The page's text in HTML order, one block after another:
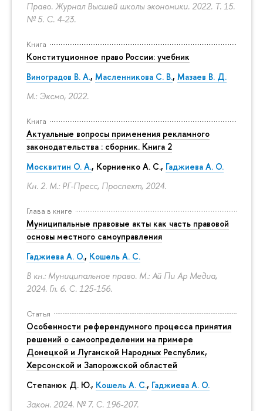
Право. Журнал Высшей школы экономики. 2022. Т. 15.
№ 5. С. 4-23.
Книга
Конституционное право России: учебник
Виноградов В. А., Масленникова С. В., Мазаев В. Д.
М.: Эксмо, 2022.
Книга
Актуальные вопросы применения рекламного
законодательства : сборник. Книга 2
Москвитин О. А., Корниенко А. С., Гаджиева А. О.
Кн. 2. М.: РГ-Пресс, Проспект, 2024.
Глава в книге
Муниципальные правовые акты как часть правовой
основы местного самоуправления
Гаджиева А. О., Кошель А. С.
В кн.: Муниципальное право. М.: Ай Пи Ар Медиа,
2024. Гл. 6. С. 125-156.
Статья
Особенности референдумного процесса принятия
решений о самоопределении на примере
Донецкой и Луганской Народных Республик,
Херсонской и Запорожской областей
Степанюк Д. Ю., Кошель А. С., Гаджиева А. О.
Закон. 2024. № 7. С. 196-207.